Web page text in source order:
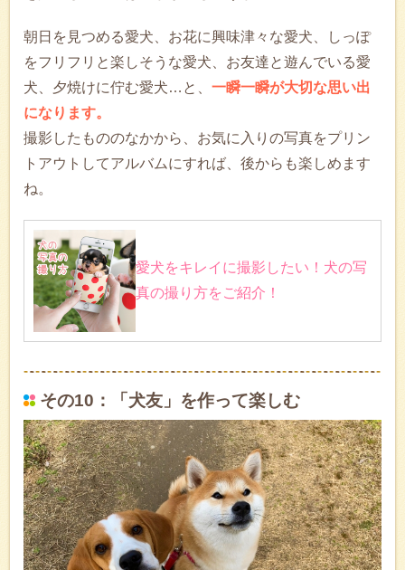
朝日を見つめる愛犬、お花に興味津々な愛犬、しっぽ
をフリフリと楽しそうな愛犬、お友達と遊んでいる愛
犬、夕焼けに佇む愛犬…と、 一瞬一瞬が大切な思い出
になります。
撮影したもののなかから、お気に入りの写真をプリン
トアウトしてアルバムにすれば、後からも楽しめます
ね。
愛犬をキレイに撮影したい！犬の写
真の撮り方をご紹介！
その10：「犬友」を作って楽しむ